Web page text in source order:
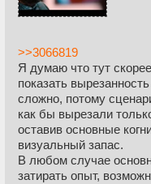
>>3066819
Я думаю что тут
показать
сложно, потому
как бы вырезали
оставив основные
визуальный запас.
В любом случае
затирать опыт,